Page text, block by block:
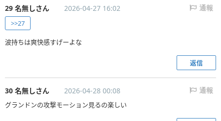
29 名無しさん 2026-04-27 16:02 通報
>>27
波持ちは爽快感すげーよな
返信
30 名無しさん 2026-04-28 00:08 通報
グランドンの攻撃モーション見るの楽しい